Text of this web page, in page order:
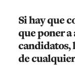
Si hay que
que poner
candidatos,
de